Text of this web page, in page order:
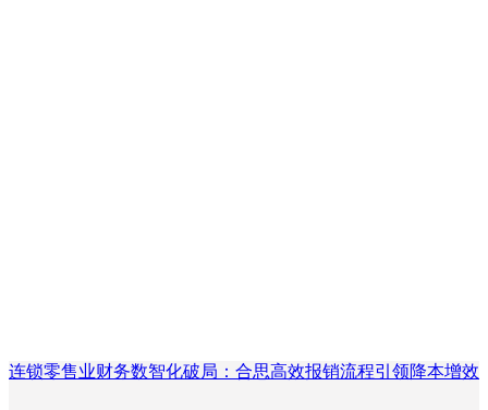
连锁零售业财务数智化破局：合思高效报销流程引领降本增效